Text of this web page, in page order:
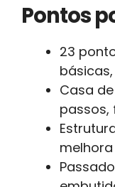
Pontos
23
Casa
passos,